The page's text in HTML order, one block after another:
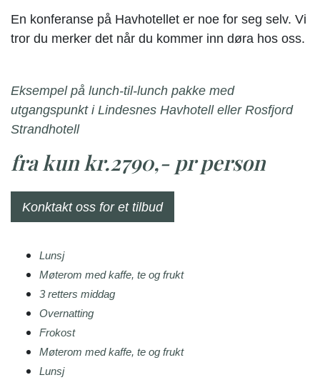
En konferanse på Havhotellet er noe for seg selv. Vi
tror du merker det når du kommer inn døra hos oss.
Eksempel på lunch-til-lunch pakke med
utgangspunkt i Lindesnes Havhotell eller Rosfjord
Strandhotell
fra kun kr.2790,- pr person
Konktakt oss for et tilbud
Lunsj
Møterom med kaffe, te og frukt
3 retters middag
Overnatting
Frokost
Møterom med kaffe, te og frukt
Lunsj